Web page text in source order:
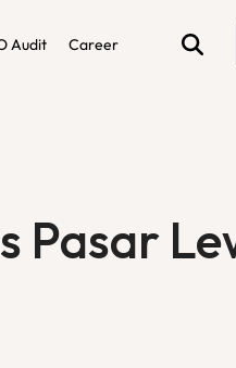
Audit Career
Pasar